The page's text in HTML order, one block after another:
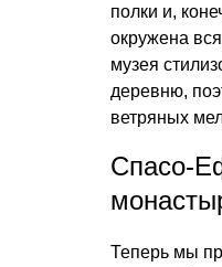
полки и,
окружена
музея
деревню,
ветряных
Спасо-
Теперь мы